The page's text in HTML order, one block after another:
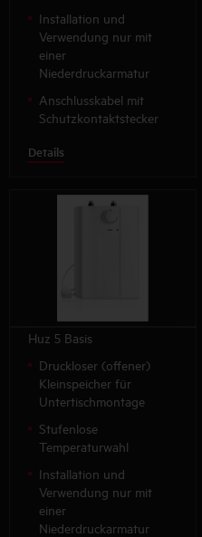
Installation und
Verwendung nur mit
einer
Niederdruckarmatur
Anschlusskabel mit
Schutzkontaktstecker
Details
Huz 5 Basis
Druckloser (offener)
Kleinspeicher für
Untertischmontage
Stufenlose
Temperaturwahl
Installation und
Verwendung nur mit
einer
Niederdruckarmatur